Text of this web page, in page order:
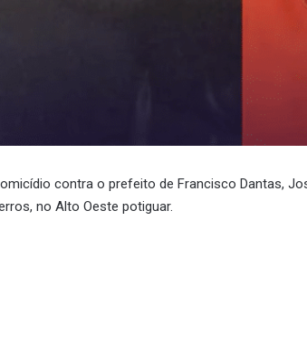
contra o prefeito de Francisco Dantas,
no Alto Oeste potiguar.